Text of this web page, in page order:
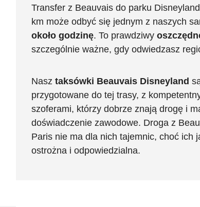
Transfer z Beauvais do parku
km może odbyć się jednym z naszych
około godzinę. To prawdziwy
szczególnie ważne, gdy odwiedzasz
Nasz taksówki Beauvais Disneyland
przygotowane do tej trasy, z
szoferami, którzy dobrze znają drogę i
doświadczenie zawodowe. Droga z
Paris nie ma dla nich tajemnic, choć ich
ostrożna i odpowiedzialna.